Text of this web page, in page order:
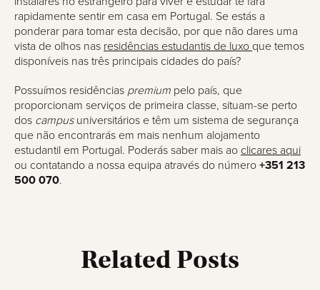
rapidamente sentir em casa em Portugal. Se estás a
ponderar para tomar esta decisão, por que não dares uma
vista de olhos nas residências estudantis de luxo que temos
disponíveis nas três principais cidades do país?
Possuímos residências premium pelo país, que
proporcionam serviços de primeira classe, situam-se perto
dos campusuniversitários e têm um sistema de segurança
que não encontrarás em mais nenhum alojamento
estudantil em Portugal. Poderás saber mais ao clicares aqui
ou contatando a nossa equipa através do número +351 213
500 070.
Related Posts